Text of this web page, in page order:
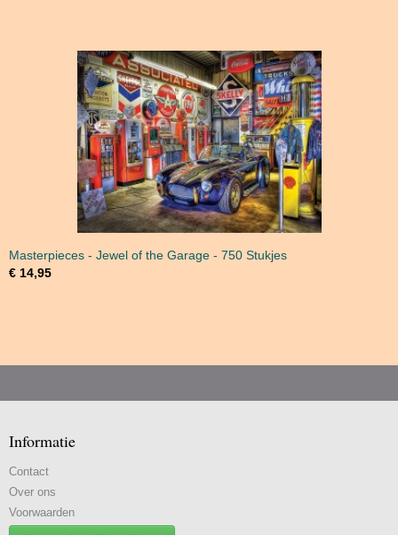
Masterpieces - Jewel of the Garage - 750 Stukjes
€ 14,95
Informatie
Contact
Over ons
Voorwaarden